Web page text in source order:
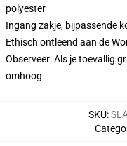
polyester
Ingang zakje, bijpassende
Ethisch ontleend aan de
Observeer: Als je toevallig
omhoog
SKU: